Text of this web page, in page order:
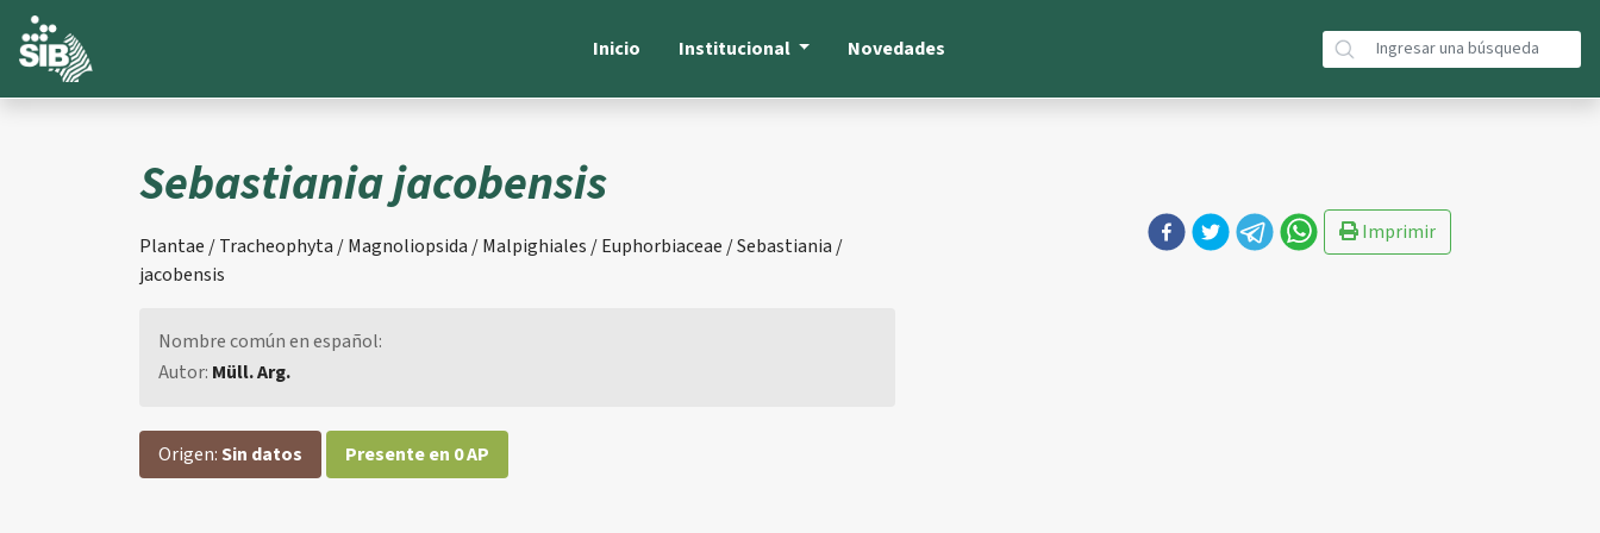
Inicio Institucional Novedades
Imprimir
Sebastiania jacobensis
Plantae / Tracheophyta / Magnoliopsida / Malpighiales / Euphorbiaceae / Sebastiania /
jacobensis
Nombre común en español:
Autor: Müll. Arg.
Origen:Sin datos Presente en 0 AP